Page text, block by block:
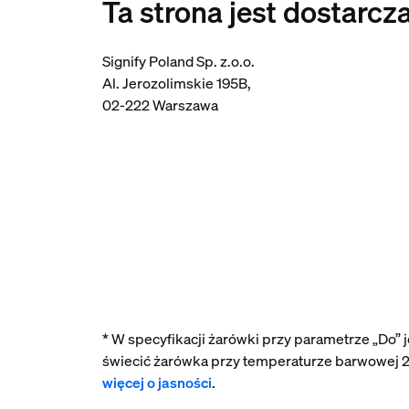
Ta strona jest
Signify Poland Sp. z.o.o.
Al. Jerozolimskie 195B,
02-222 Warszawa
* W specyfikacji żarówki przy parametrze
świecić żarówka przy temperaturze barwowej
więcej o jasności.